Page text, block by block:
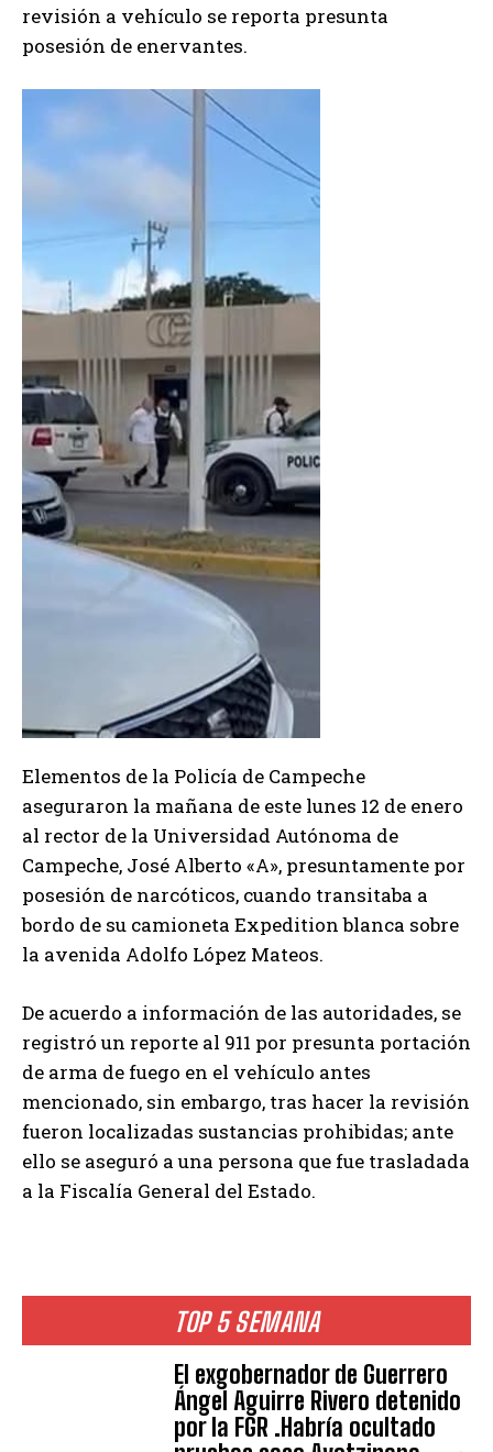
TOP 5 SEMANA
El exgobernador de Guerrero
Ángel Aguirre Rivero detenido
por la FGR .Habría ocultado
revisión a vehículo se reporta presunta
posesión de enervantes.
Elementos de la Policía de Campeche
aseguraron la mañana de este lunes 12 de enero
al rector de la Universidad Autónoma de
Campeche, José Alberto «A», presuntamente por
posesión de narcóticos, cuando transitaba a
bordo de su camioneta Expedition blanca sobre
la avenida Adolfo López Mateos.
De acuerdo a información de las autoridades, se
registró un reporte al 911 por presunta portación
de arma de fuego en el vehículo antes
mencionado, sin embargo, tras hacer la revisión
fueron localizadas sustancias prohibidas; ante
ello se aseguró a una persona que fue trasladada
a la Fiscalía General del Estado.